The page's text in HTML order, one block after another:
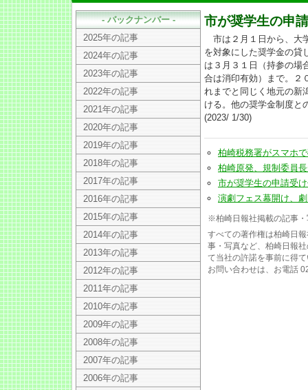
市が奨学生の申
市は２月１日から、大
を対象にした奨学金の貸
は３月３１日（持参の場
合は消印有効）まで。２
れまでと同じく地元の新
ける。他の奨学金制度と
(2023/ 1/30)
柏崎税務署がスマホ
柏崎原発、規制委員
市が奨学生の申請受
演劇フェス幕開け、
※柏崎日報社掲載の記事
すべての著作権は柏崎日
事・写真など、柏崎日報
て当社の許諾を事前に得
お問い合わせは、お電話
- バックナンバー -
2025年の記事
2024年の記事
2023年の記事
2022年の記事
2021年の記事
2020年の記事
2019年の記事
2018年の記事
2017年の記事
2016年の記事
2015年の記事
2014年の記事
2013年の記事
2012年の記事
2011年の記事
2010年の記事
2009年の記事
2008年の記事
2007年の記事
2006年の記事